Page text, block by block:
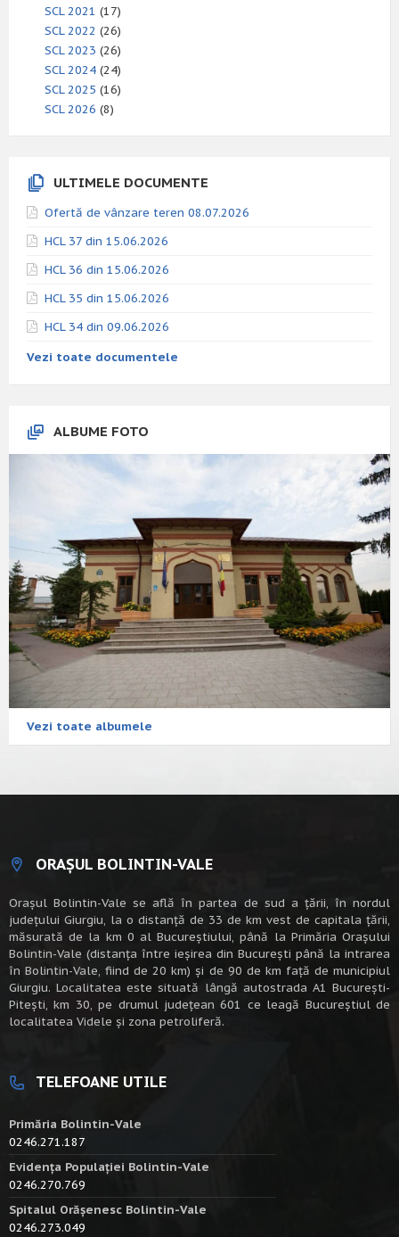
SCL 2021 (17)
SCL 2022 (26)
SCL 2023 (26)
SCL 2024 (24)
SCL 2025 (16)
SCL 2026 (8)
ULTIMELE DOCUMENTE
Ofertă de vânzare teren 08.07.2026
HCL 37 din 15.06.2026
HCL 36 din 15.06.2026
HCL 35 din 15.06.2026
HCL 34 din 09.06.2026
Vezi toate documentele
ALBUME FOTO
Vezi toate albumele
ORAȘUL BOLINTIN-VALE
Oraşul Bolintin-Vale se află în partea de sud a ţării, în nordul
judeţului Giurgiu, la o distanţă de 33 de km vest de capitala țării,
măsurată de la km 0 al Bucureștiului, până la Primăria Orașului
Bolintin-Vale (distanța între ieșirea din București până la intrarea
în Bolintin-Vale, fiind de 20 km) şi de 90 de km faţă de municipiul
Giurgiu. Localitatea este situată lângă autostrada A1 Bucureşti-
Piteşti, km 30, pe drumul judeţean 601 ce leagă Bucureştiul de
localitatea Videle şi zona petroliferă.
TELEFOANE UTILE
Primăria Bolintin-Vale
0246.271.187
Evidența Populației Bolintin-Vale
0246.270.769
Spitalul Orășenesc Bolintin-Vale
0246.273.049